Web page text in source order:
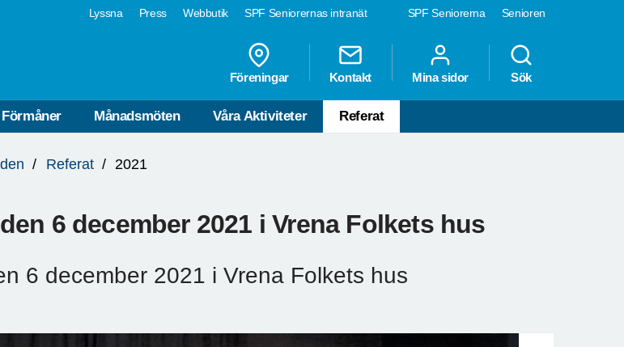
SPF Seniorerna Senioren
Lyssna Press Webbutik SPF Seniorernas intranät
Föreningar Kontakt Mina sidor Sök
Förmåner Månadsmöten Våra Aktiviteter Referat
Referat 2021
6 december 2021 i Vrena Folkets hus
6 december 2021 i Vrena Folkets hus